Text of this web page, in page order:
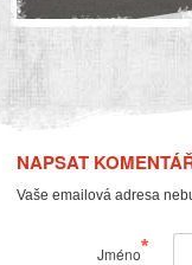
NAPSAT
Vaše emailová adresa
Jméno*